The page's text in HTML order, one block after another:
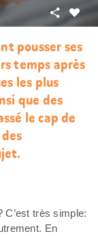
Partager
pousser ses
temps après
les plus
que des
le cap de
très simple:
En